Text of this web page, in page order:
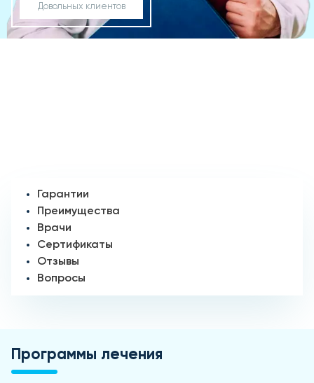
Довольных клиентов
Гарантии
Преимущества
Врачи
Сертификаты
Отзывы
Вопросы
Программы лечения